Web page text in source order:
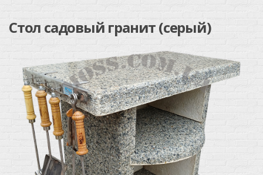
Стол садовый гранит (серый)